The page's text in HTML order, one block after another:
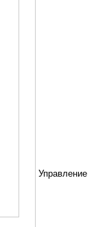
Управление